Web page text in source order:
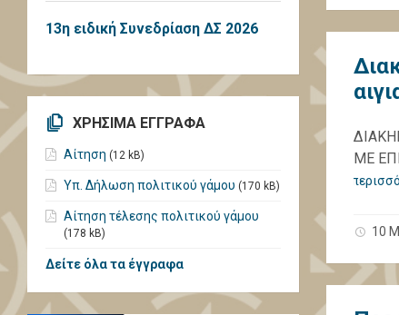
ΜΕ
10
13η ειδική Συνεδρίαση ΔΣ 2026
ΧΡΗΣΙΜΑ ΕΓΓΡΑΦΑ
Αίτηση (12 kB)
Υπ. Δήλωση πολιτικού γάμου (170 kB)
Αίτηση τέλεσης πολιτικού γάμου
(178 kB)
Δείτε όλα τα έγγραφα